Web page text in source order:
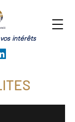
intérêts